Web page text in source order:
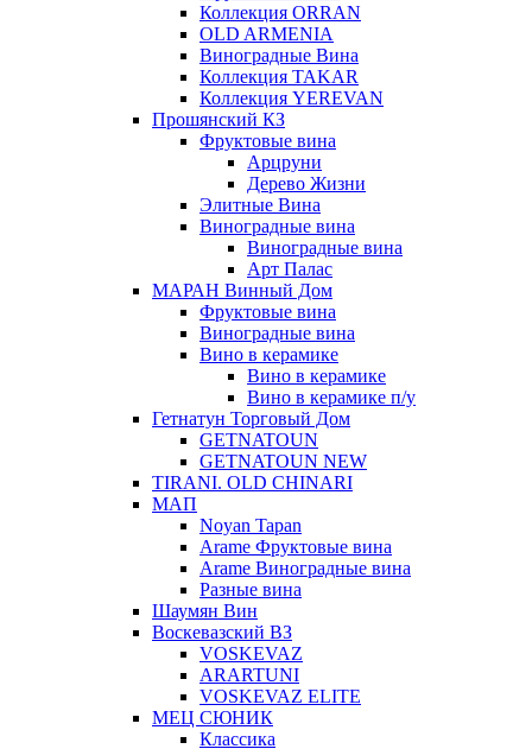
Коллекция ORRAN
OLD ARMENIA
Виноградные Вина
Коллекция TAKAR
Коллекция YEREVAN
Прошянский КЗ
Фруктовые вина
Арцруни
Дерево Жизни
Элитные Вина
Виноградные вина
Виноградные вина
Арт Палас
МАРАН Винный Дом
Фруктовые вина
Виноградные вина
Вино в керамике
Вино в керамике
Вино в керамике п/у
Гетнатун Торговый Дом
GETNATOUN
GETNATOUN NEW
TIRANI. OLD CHINARI
МАП
Noyan Tapan
Arame Фруктовые вина
Arame Виноградные вина
Разные вина
Шаумян Вин
Воскевазский ВЗ
VOSKEVAZ
ARARTUNI
VOSKEVAZ ELITE
МЕЦ СЮНИК
Классика